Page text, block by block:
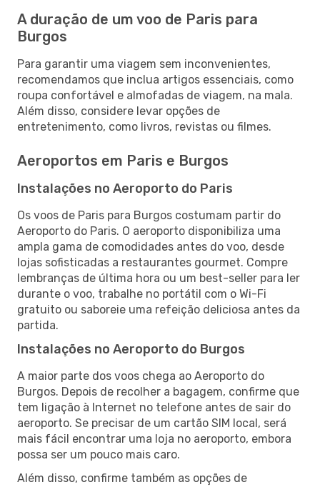
A duração de um voo de Paris para
Burgos
Para garantir uma viagem sem inconvenientes,
recomendamos que inclua artigos essenciais, como
roupa confortável e almofadas de viagem, na mala.
Além disso, considere levar opções de
entretenimento, como livros, revistas ou filmes.
Aeroportos em Paris e Burgos
Instalações no Aeroporto do Paris
Os voos de Paris para Burgos costumam partir do
Aeroporto do Paris. O aeroporto disponibiliza uma
ampla gama de comodidades antes do voo, desde
lojas sofisticadas a restaurantes gourmet. Compre
lembranças de última hora ou um best-seller para ler
durante o voo, trabalhe no portátil com o Wi-Fi
gratuito ou saboreie uma refeição deliciosa antes da
partida.
Instalações no Aeroporto do Burgos
A maior parte dos voos chega ao Aeroporto do
Burgos. Depois de recolher a bagagem, confirme que
tem ligação à Internet no telefone antes de sair do
aeroporto. Se precisar de um cartão SIM local, será
mais fácil encontrar uma loja no aeroporto, embora
possa ser um pouco mais caro.
Além disso, confirme também as opções de